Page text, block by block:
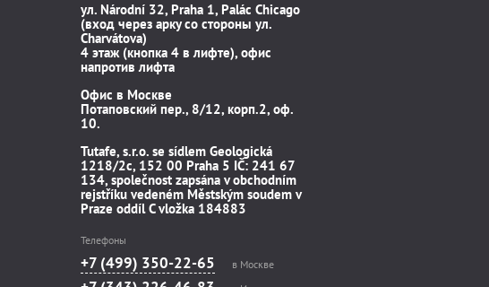
ул. Národní 32, Praha 1, Palác Chicago
(вход через арку со стороны ул.
Charvátova)
4 этаж (кнопка 4 в лифте), офис
напротив лифта
Офис в Москве
Потаповский пер., 8/12, корп.2, оф.
10.
Tutafe, s.r.o. se sídlem Geologická
1218/2c, 152 00 Praha 5 IČ: 241 67
134, společnost zapsána v obchodním
rejstříku vedeném Městským soudem v
Praze oddíl C vložka 184883
Телефоны
+7 (499) 350-22-65 в Москве